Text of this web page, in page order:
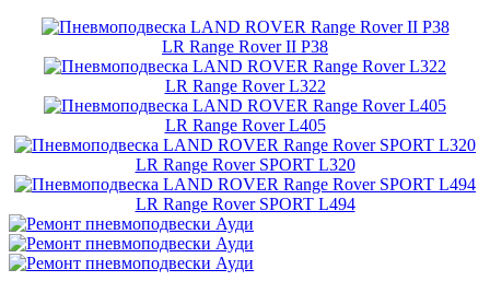
LR Range Rover II P38
LR Range Rover L322
LR Range Rover L405
LR Range Rover SPORT L320
LR Range Rover SPORT L494